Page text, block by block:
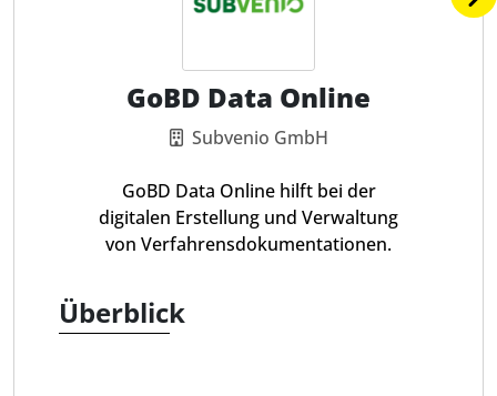
GoBD Data Online
Subvenio GmbH
GoBD Data Online hilft bei der
digitalen Erstellung und Verwaltung
von Verfahrensdokumentationen.
Überblick